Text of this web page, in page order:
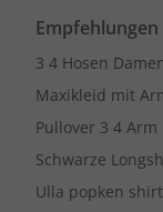
Empfehlungen
3 4 Hosen
Maxikleid mit
Pullover 3 4 Arm
Schwarze
Ulla popken